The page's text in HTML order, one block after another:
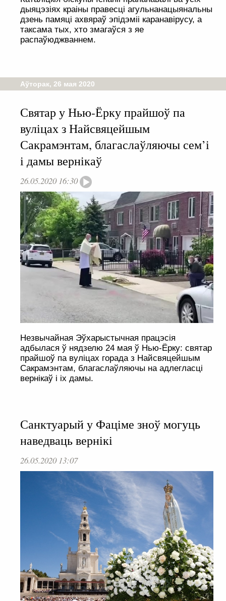
дыяцэзіях краіны правесці агульнанацыянальны
дзень памяці ахвяраў эпідэміі каранавірусу, а
таксама тых, хто змагаўся з яе
распаўюджваннем.
Аўторак, 26 мая 2020
Святар у Нью-Ёрку прайшоў па
вуліцах з Найсвяцейшым
Сакрамэнтам, благаслаўляючы сем’і
і дамы вернікаў
26.05.2020 16:30
Незвычайная Эўхарыстычная працэсія
адбылася ў нядзелю 24 мая ў Нью-Ёрку: святар
прайшоў па вуліцах горада з Найсвяцейшым
Сакрамэнтам, благаслаўляючы на адлегласці
вернікаў і іх дамы.
Санктуарый у Фаціме зноў могуць
наведваць вернікі
26.05.2020 13:07